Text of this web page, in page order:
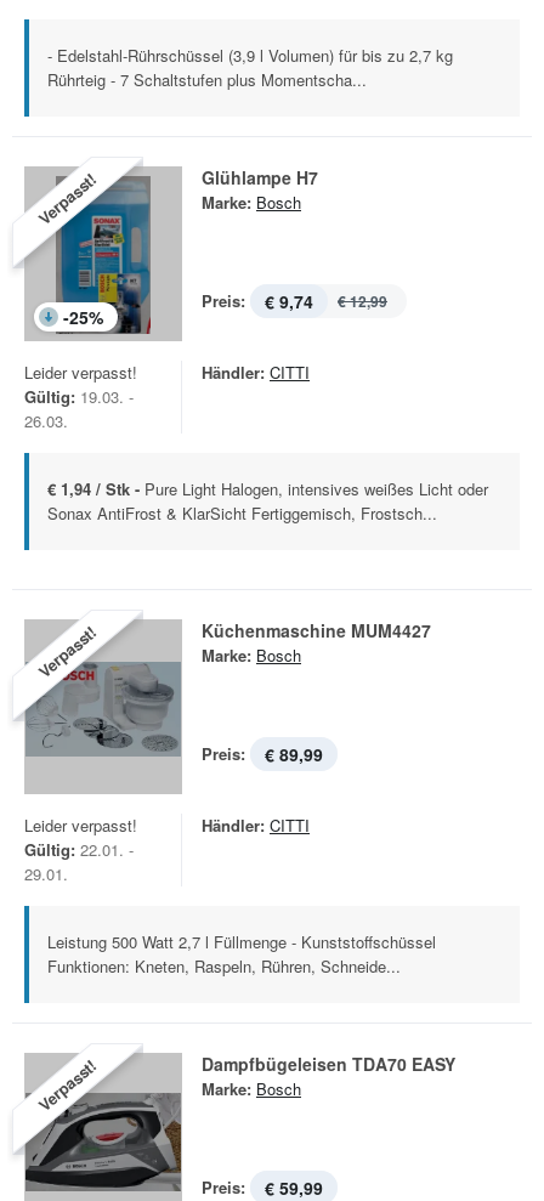
- Edelstahl-Rührschüssel (3,9 l Volumen) für bis zu 2,7 kg
Rührteig - 7 Schaltstufen plus Momentscha...
Verpasst!
-25%
Glühlampe H7
Marke: Bosch
Preis: € 9,74 € 12,99
Leider verpasst!
Gültig: 19.03. -
26.03.
Händler: CITTI
€ 1,94 / Stk - Pure Light Halogen, intensives weißes Licht oder
Sonax AntiFrost & KlarSicht Fertiggemisch, Frostsch...
Verpasst! Küchenmaschine MUM4427
Marke: Bosch
Preis: € 89,99
Leider verpasst!
Gültig: 22.01. -
29.01.
Händler: CITTI
Leistung 500 Watt 2,7 l Füllmenge - Kunststoffschüssel
Funktionen: Kneten, Raspeln, Rühren, Schneide...
Verpasst! Dampfbügeleisen TDA70 EASY
Marke: Bosch
Preis: € 59,99